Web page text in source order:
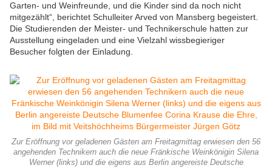
Garten- und Weinfreunde, und die Kinder sind da noch nicht
mitgezählt“, berichtet Schulleiter Arved von Mansberg begeistert.
Die Studierenden der Meister- und Technikerschule hatten zur
Ausstellung eingeladen und eine Vielzahl wissbegieriger
Besucher folgten der Einladung.
Zur Eröffnung vor geladenen Gästen am Freitagmittag erwiesen den 56
angehenden Technikern auch die neue Fränkische Weinkönigin Silena
Werner (links) und die eigens aus Berlin angereiste Deutsche